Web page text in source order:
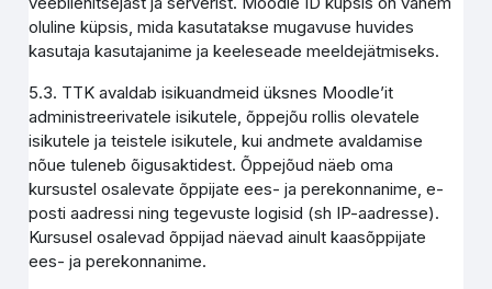
oluline küpsis, mida kasutatakse mugavuse huvides
kasutaja kasutajanime ja keeleseade meeldejätmiseks.
5.3. TTK avaldab isikuandmeid üksnes Moodle’it
administreerivatele isikutele, õppejõu rollis olevatele
isikutele ja teistele isikutele, kui andmete avaldamise
nõue tuleneb õigusaktidest. Õppejõud näeb oma
kursustel osalevate õppijate ees- ja perekonnanime, e-
posti aadressi ning tegevuste logisid (sh IP-aadresse).
Kursusel osalevad õppijad näevad ainult kaasõppijate
ees- ja perekonnanime.